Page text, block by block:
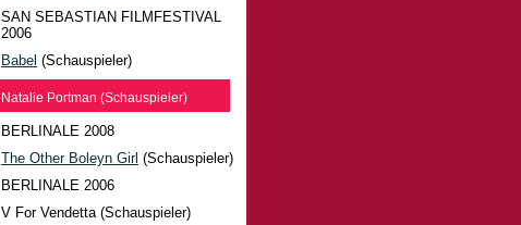
SAN SEBASTIAN FILMFESTIVAL
2006
Babel (Schauspieler)
Natalie Portman (Schauspieler)
BERLINALE 2008
The Other Boleyn Girl (Schauspieler)
BERLINALE 2006
V For Vendetta (Schauspieler)